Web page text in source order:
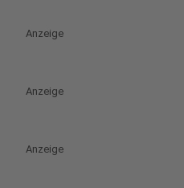
Anzeige
Anzeige
Anzeige